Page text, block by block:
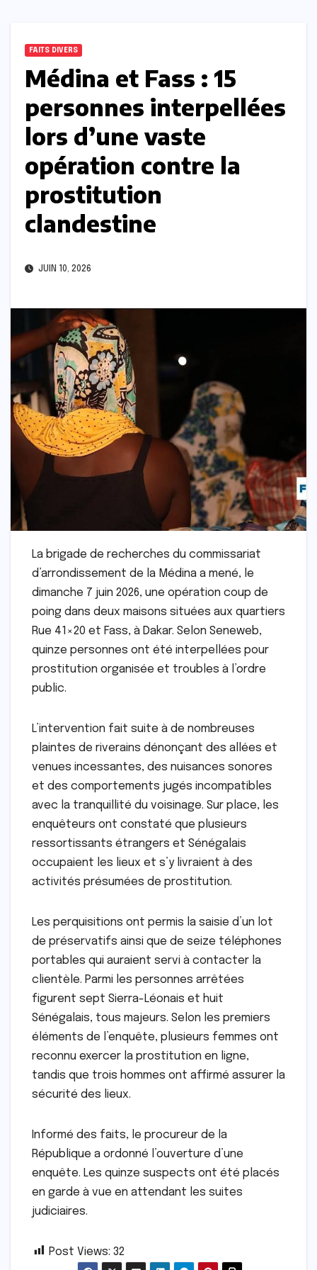
FAITS DIVERS
Médina et Fass : 15
personnes interpellées
lors d’une vaste
opération contre la
prostitution
clandestine
JUIN 10, 2026
La brigade de recherches du commissariat
d’arrondissement de la Médina a mené, le
dimanche 7 juin 2026, une opération coup de
poing dans deux maisons situées aux quartiers
Rue 41×20 et Fass, à Dakar. Selon Seneweb,
quinze personnes ont été interpellées pour
prostitution organisée et troubles à l’ordre
public.
L’intervention fait suite à de nombreuses
plaintes de riverains dénonçant des allées et
venues incessantes, des nuisances sonores
et des comportements jugés incompatibles
avec la tranquillité du voisinage. Sur place, les
enquêteurs ont constaté que plusieurs
ressortissants étrangers et Sénégalais
occupaient les lieux et s’y livraient à des
activités présumées de prostitution.
Les perquisitions ont permis la saisie d’un lot
de préservatifs ainsi que de seize téléphones
portables qui auraient servi à contacter la
clientèle. Parmi les personnes arrêtées
figurent sept Sierra-Léonais et huit
Sénégalais, tous majeurs. Selon les premiers
éléments de l’enquête, plusieurs femmes ont
reconnu exercer la prostitution en ligne,
tandis que trois hommes ont affirmé assurer la
sécurité des lieux.
Informé des faits, le procureur de la
République a ordonné l’ouverture d’une
enquête. Les quinze suspects ont été placés
en garde à vue en attendant les suites
judiciaires.
Post Views: 32